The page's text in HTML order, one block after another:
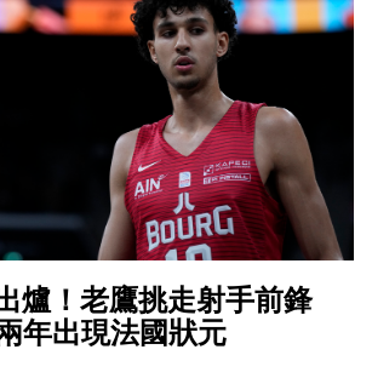
爐！老鷹挑走射手前鋒
年出現法國狀元